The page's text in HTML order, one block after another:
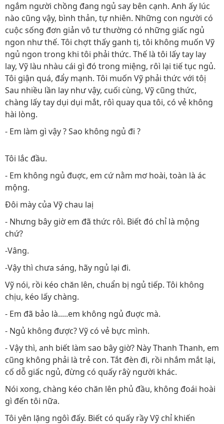
ngắm người chồng đang ngủ say bên cạnh. Anh ấy lúc
nào cũng vậy, bình thản, tự nhiên. Những con người có
cuộc sống đơn giản vô tư thường có những giấc ngủ
ngon như thế. Tôi chợt thấy ganh tị, tôi không muốn Vỹ
ngủ ngon trong khi tôi phải thức. Thế là tôi lấy tay lay
lay, Vỹ làu nhàu cái gì đó trong miệng, rôì lại tiế tục ngủ.
Tôi giận quá, đẩy mạnh. Tôi muốn Vỹ phải thức với tôị
Sau nhiều lần lay như vậy, cuối cùng, Vỹ cũng thức,
chàng lấy tay dụi dụi mắt, rôì quay qua tôi, có vẻ không
hài lòng.
- Em làm gì vậy ? Sao không ngủ đi ?
Tôi lắc đầu.
- Em không ngủ đuợc, em cứ nằm mơ hoài, toàn là ác
mộng.
Đôi mày của Vỹ chau laị
- Nhưng bây giờ em đã thức rôì. Biết đó chỉ là mộng
chứ?
-Vâng.
-Vậy thì chưa sáng, hãy ngủ lại đi.
Vỹ nói, rồi kéo chăn lên, chuẩn bị ngủ tiếp. Tôi không
chịu, kéo lấy chàng.
- Em đã bảo là.....em không ngủ đuợc mà.
- Ngủ không được? Vỹ có vẻ bực mình.
- Vậy thì, anh biết làm sao bây giờ? Này Thanh Thanh, em
cũng không phải là trẻ con. Tắt đèn đi, rồi nhắm mắt lại,
cố dỗ giấc ngủ, đừng có quấy râỳ người khác.
Nói xong, chàng kéo chăn lên phủ đầu, không đoái hoài
gì đến tôi nữa.
Tôi yên lặng ngôì đấy. Biết có quấy rầy Vỹ chỉ khiến